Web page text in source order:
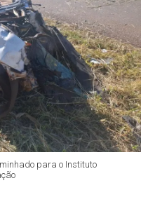
para o Instituto